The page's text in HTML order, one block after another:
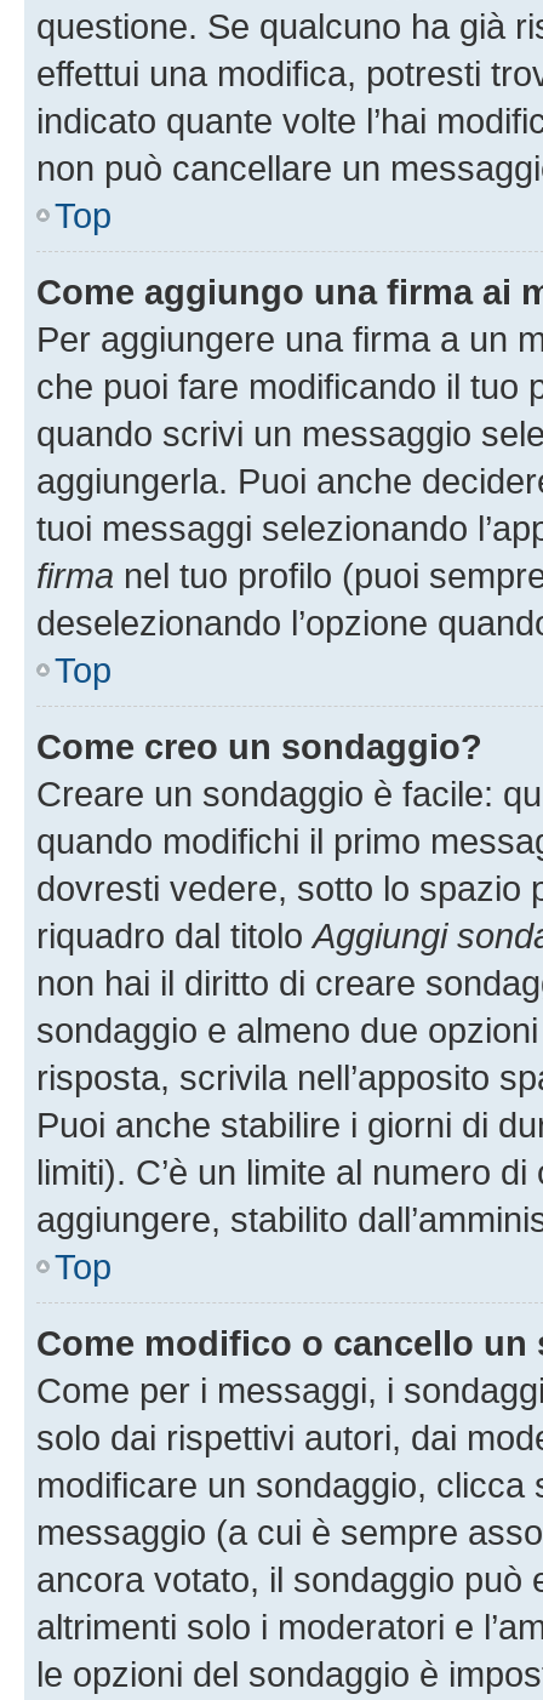
questione. Se qualcuno ha già
effettui una modifica, potresti
indicato quante volte l’hai
non può cancellare un
Top
Come aggiungo una firma ai
Per aggiungere una firma a un
che puoi fare modificando il tuo
quando scrivi un messaggio
aggiungerla. Puoi anche
tuoi messaggi selezionando
firma nel tuo profilo (puoi
deselezionando l’opzione
Top
Come creo un sondaggio?
Creare un sondaggio è facile:
quando modifichi il primo
dovresti vedere, sotto lo spazio
riquadro dal titoloAggiungi
non hai il diritto di creare
sondaggio e almeno due
risposta, scrivila nell’apposito
Puoi anche stabilire i giorni di
limiti). C’è un limite al numero
aggiungere, stabilito
Top
Come modifico o cancello un
Come per i messaggi, i
solo dai rispettivi autori, dai
modificare un sondaggio,
messaggio (a cui è sempre
ancora votato, il sondaggio può
altrimenti solo i moderatori e
le opzioni del sondaggio è